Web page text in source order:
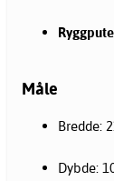
Måle
Bredde:
Dybde: